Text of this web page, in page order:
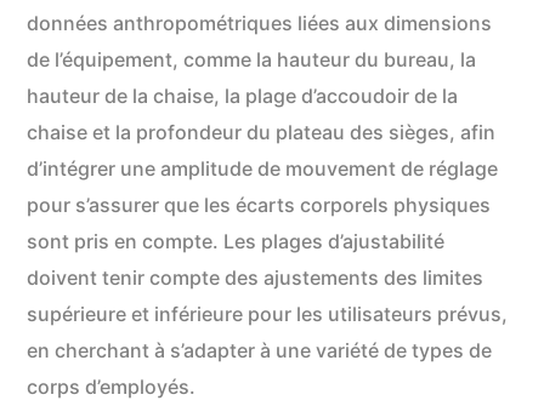
données anthropométriques liées aux dimensions
de l’équipement, comme la hauteur du bureau, la
hauteur de la chaise, la plage d’accoudoir de la
chaise et la profondeur du plateau des sièges, afin
d’intégrer une amplitude de mouvement de réglage
pour s’assurer que les écarts corporels physiques
sont pris en compte. Les plages d’ajustabilité
doivent tenir compte des ajustements des limites
supérieure et inférieure pour les utilisateurs prévus,
en cherchant à s’adapter à une variété de types de
corps d’employés.